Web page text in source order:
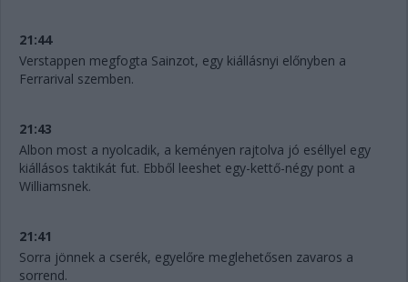
21:44
Verstappen megfogta Sainzot, egy kiállásnyi előnyben a
Ferrarival szemben.
21:43
Albon most a nyolcadik, a keményen rajtolva jó eséllyel egy
kiállásos taktikát fut. Ebből leeshet egy-kettő-négy pont a
Williamsnek.
21:41
Sorra jönnek a cserék, egyelőre meglehetősen zavaros a
sorrend.